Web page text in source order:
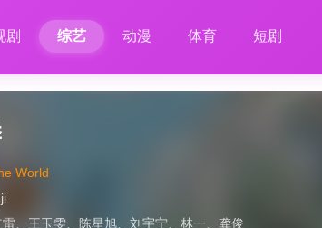
剧 综艺 动漫 体育 短剧
World
雷 王玉雯 陈星旭 刘宇宁 林一
龚俊